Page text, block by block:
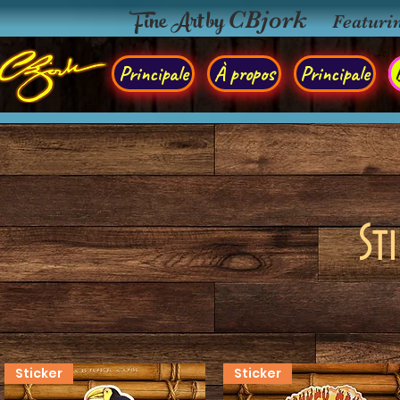
Fine Art byCBjork
Principale À propos Principale
Sticker Sticker